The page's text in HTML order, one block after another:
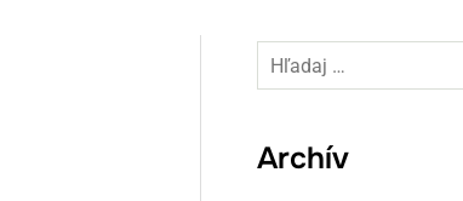
Hľadaj:
Archív